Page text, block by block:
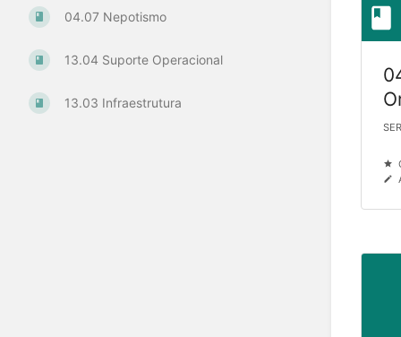
04.07 Nepotismo
13.04 Suporte Operacional
13.03 Infraestrutura